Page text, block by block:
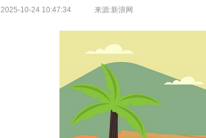
2025-10-24 10:47:34 来源:新浪网